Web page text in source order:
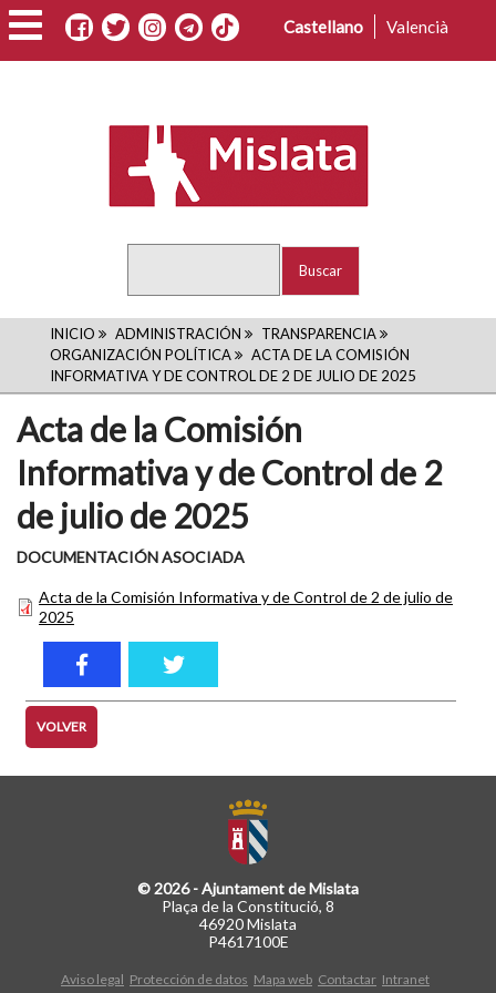
Pasar
al
contenido
Castellano Valencià
RUTA
DE
NAVEGACIÓN
INICIO ADMINISTRACIÓN
TRANSPARENCIA
ORGANIZACIÓN POLÍTICA
ACTA DE LA COMISIÓN
INFORMATIVA Y DE CONTROL DE 2 DE JULIO DE 2025
Acta de la Comisión
Informativa y de Control de 2
de julio de 2025
DOCUMENTACIÓN ASOCIADA
Acta de la Comisión Informativa y de Control de 2 de julio de
2025
VOLVER
© 2026 - Ajuntament de Mislata
Plaça de la Constitució, 8
46920 Mislata
P4617100E
Aviso legal Protección de datos Mapa web Contactar Intranet